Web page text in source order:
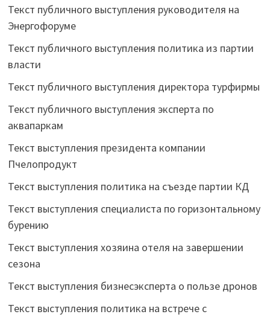
Текст публичного выступления руководителя на
Энергофоруме
Текст публичного выступления политика из партии
власти
Текст публичного выступления директора турфирмы
Текст публичного выступления эксперта по
аквапаркам
Текст выступления президента компании
Пчелопродукт
Текст выступления политика на съезде партии КД
Текст выступления специалиста по горизонтальному
бурению
Текст выступления хозяина отеля на завершении
сезона
Текст выступления бизнесэксперта о пользе дронов
Текст выступления политика на встрече с